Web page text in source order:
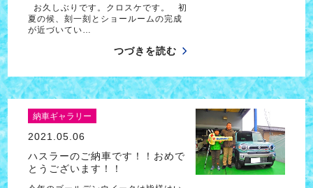
お久しぶりです。クロスケです。 初
夏の候、刻一刻とショールームの完成
が近づいてい…
つづきを読む
納車ギャラリー
2021.05.06
ハスラーのご納車です！！おめで
とうございます！！